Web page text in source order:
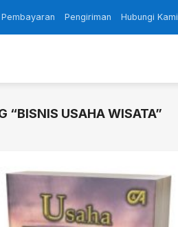
Pembayaran Pengiriman Hubungi Kami
“BISNIS USAHA WISATA”